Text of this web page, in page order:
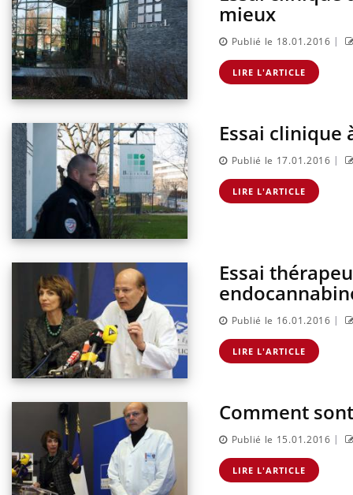
mieux
Publié le 18.01.2016 |
LIRE L'ARTICLE
Essai clinique
Publié le 17.01.2016 |
LIRE L'ARTICLE
Essai
Publié le 16.01.2016 |
LIRE L'ARTICLE
Comment
Publié le 15.01.2016 |
LIRE L'ARTICLE